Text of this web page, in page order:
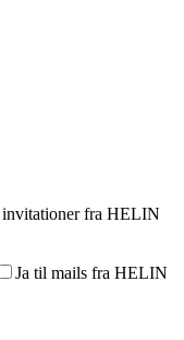
invitationer fra HELIN
Ja til mails fra HELIN